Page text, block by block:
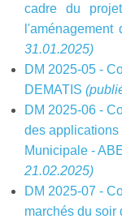
cadre du
31.01.2025)
DM 2025-05 -
DEMATIS
DM 2025-06 -
des
Municipale -
21.02.2025)
DM 2025-07 -
marchés du soir